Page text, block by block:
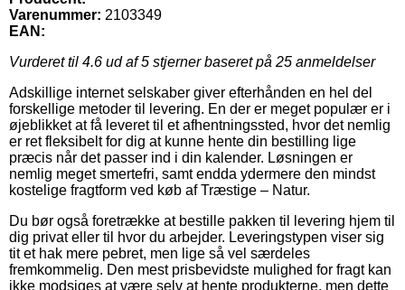
Varenummer: 2103349
EAN:
Vurderet til 4.6 ud af 5 stjerner baseret på 25 anmeldelser
Adskillige internet selskaber giver efterhånden en hel del
forskellige metoder til levering. En der er meget populær er i
øjeblikket at få leveret til et afhentningssted, hvor det nemlig
er ret fleksibelt for dig at kunne hente din bestilling lige
præcis når det passer ind i din kalender. Løsningen er
nemlig meget smertefri, samt endda ydermere den mindst
kostelige fragtform ved køb af Træstige – Natur.
Du bør også foretrække at bestille pakken til levering hjem til
dig privat eller til hvor du arbejder. Leveringstypen viser sig
tit et hak mere pebret, men lige så vel særdeles
fremkommelig. Den mest prisbevidste mulighed for fragt kan
ikke modsiges at være selv at hente produkterne, men dette